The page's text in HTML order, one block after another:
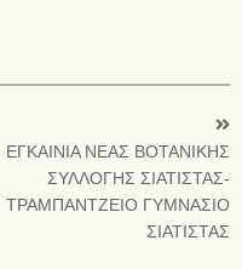
ΕΓΚΑΙΝΙΑ ΝΕΑΣ ΒΟΤΑΝΙΚΗΣ
ΣΥΛΛΟΓΗΣ ΣΙΑΤΙΣΤΑΣ-
ΤΡΑΜΠΑΝΤΖΕΙΟ ΓΥΜΝΑΣΙΟ
ΣΙΑΤΙΣΤΑΣ